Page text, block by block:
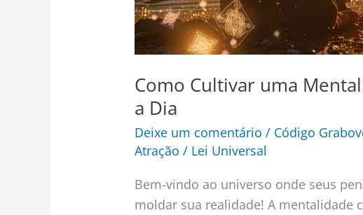
Como Cultivar uma
a Dia
Deixe um comentário / Código
Atração / Lei Universal
Bem-vindo ao universo onde seus
moldar sua realidade! A mentalidade